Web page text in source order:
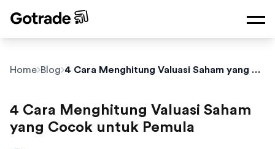
Home Blog 4 Cara Menghitung Valuasi Saham yang Cocok untuk Pemula
4 Cara Menghitung Valuasi Saham
yang Cocok untuk Pemula